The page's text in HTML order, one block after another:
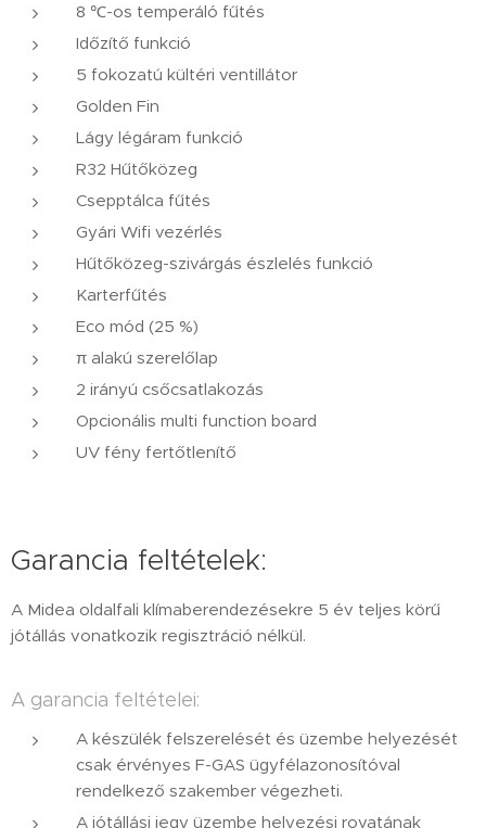
8 ℃-os temperáló fűtés
Időzítő funkció
5 fokozatú kültéri ventillátor
Golden Fin
Lágy légáram funkció
R32 Hűtőközeg
Csepptálca fűtés
Gyári Wifi vezérlés
Hűtőközeg-szivárgás észlelés funkció
Karterfűtés
Eco mód (25 %)
π alakú szerelőlap
2 irányú csőcsatlakozás
Opcionális multi function board
UV fény fertőtlenítő
Garancia feltételek:
A Midea oldalfali klímaberendezésekre 5 év teljes körű
jótállás vonatkozik regisztráció nélkül.
A garancia feltételei:
A készülék felszerelését és üzembe helyezését
csak érvényes F-GAS ügyfélazonosítóval
rendelkező szakember végezheti.
A jótállási jegy üzembe helyezési rovatának